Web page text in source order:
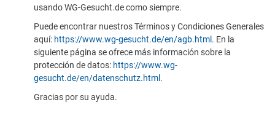
usando WG-Gesucht.de como siempre.
Puede encontrar nuestros Términos y Condiciones Generales
aquí: https://www.wg-gesucht.de/en/agb.html . En la
siguiente página se ofrece más información sobre la
protección de datos: https://www.wg-
gesucht.de/en/datenschutz.html .
Gracias por su ayuda.